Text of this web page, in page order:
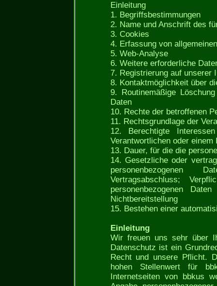
Einleitung
1. Begriffsbestimmungen
2. Name und Anschrift des
3. Cookies
4. Erfassung von
5. Web-Analyse
6. Weitere erforderliche
7. Registrierung auf unserer
8. Kontaktmöglichkeit über
9. Routinemäßige
Daten
10. Rechte der betroffenen
11. Rechtsgrundlage der
12. Berechtigte
Verantwortlichen oder
13. Dauer, für die die
14. Gesetzliche oder
personenbezogenen
Vertragsabschluss;
personenbezogenen
Nichtbereitstellung
15. Bestehen einer
Einleitung
Wir freuen uns sehr über
Datenschutz ist ein
Recht und unsere Pflicht.
hohen Stellenwert für
Internetseiten von bbkus